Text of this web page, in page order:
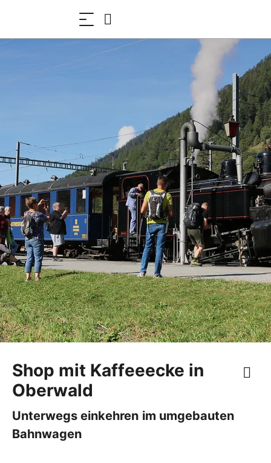
Shop mit Kaffeeecke in
Oberwald
Unterwegs einkehren im umgebauten
Bahnwagen